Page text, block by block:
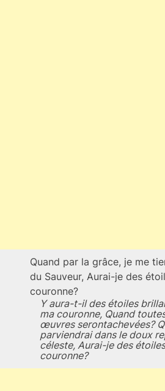
Quand par la grâce, je me
du Sauveur, Aurai-je des
couronne?
Y aura-t-il des étoiles
ma couronne, Quand
œuvres serontachevées?
parviendrai dans le doux
céleste, Aurai-je des
couronne?